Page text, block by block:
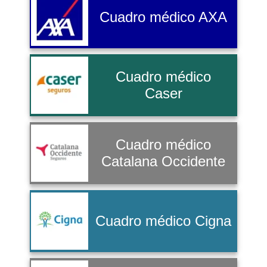
Cuadro médico AXA
Cuadro médico
Caser
Cuadro médico
Catalana Occidente
Cuadro médico Cigna